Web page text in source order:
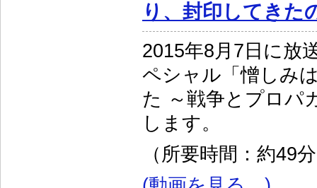
り、封印してきた
2015年8月7日に放
ペシャル「憎しみ
た ～戦争とプロパ
します。
（所要時間：約49